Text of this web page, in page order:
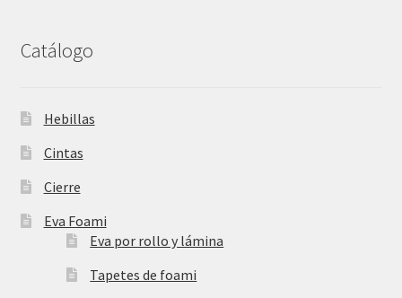
Catálogo
Hebillas
Cintas
Cierre
Eva Foami
Eva por rollo y lámina
Tapetes de foami